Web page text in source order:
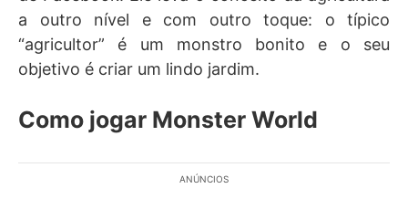
a outro nível e com outro toque: o típico
“agricultor” é um monstro bonito e o seu
objetivo é criar um lindo jardim.
Como jogar Monster World
ANÚNCIOS